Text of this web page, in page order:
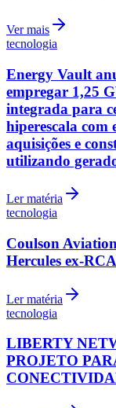
Gelato Borelli lança
para o Dia dos Pais